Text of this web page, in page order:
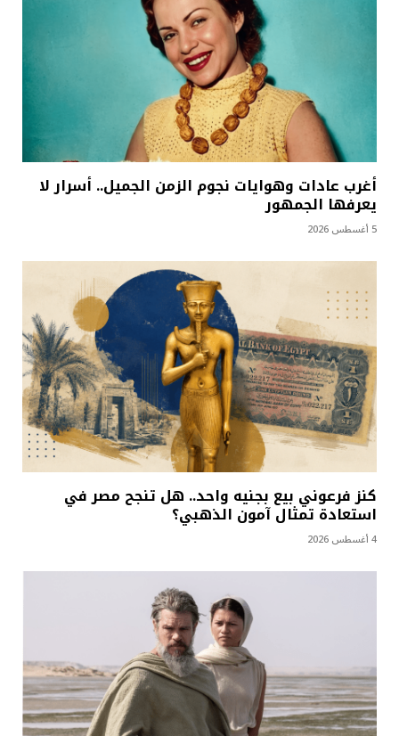
أغرب عادات وهوايات نجوم الزمن الجميل.. أسرار لا
يعرفها الجمهور
5 أغسطس 2026
كنز فرعوني بيع بجنيه واحد.. هل تنجح مصر في
استعادة تمثال آمون الذهبي؟
4 أغسطس 2026